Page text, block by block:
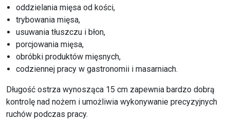
oddzielania mięsa od kości,
trybowania mięsa,
usuwania tłuszczu i błon,
porcjowania mięsa,
obróbki produktów mięsnych,
codziennej pracy w gastronomii i masarniach.
Długość ostrza wynosząca 15 cm zapewnia bardzo dobrą
kontrolę nad nożem i umożliwia wykonywanie precyzyjnych
ruchów podczas pracy.